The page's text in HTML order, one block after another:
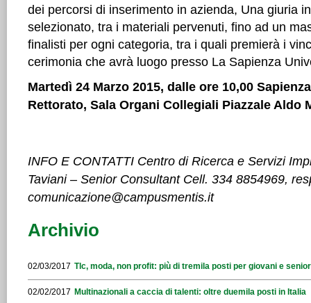
dei percorsi di inserimento in azienda, Una giuria
selezionato, tra i materiali pervenuti, fino ad un
finalisti per ogni categoria, tra i quali premierà i
cerimonia che avrà luogo presso La Sapienza
Martedì 24 Marzo 2015, dalle ore 10,00
Rettorato, Sala Organi Collegiali Piazzale Aldo
INFO E CONTATTI Centro di Ricerca e Servizi
Taviani – Senior Consultant Cell. 334 8854969,
comunicazione@campusmentis.it
Archivio
02/03/2017 Tlc, moda, non profit: più di tremila posti per giovani e
02/02/2017 Multinazionali a caccia di talenti: oltre duemila posti in Italia